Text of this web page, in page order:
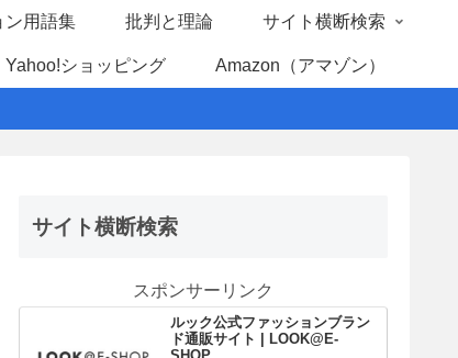
ン用語集 批判と理論 サイト横断検索
Yahoo!ショッピング Amazon（アマゾン）
サイト横断検索
スポンサーリンク
ルック公式ファッションブラン
ド通販サイト | LOOK@E-